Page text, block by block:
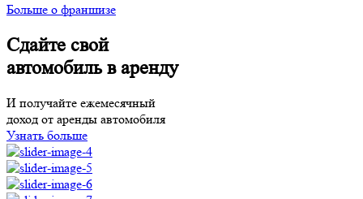
Больше о франшизе
Сдайте свой
автомобиль в аренду
И получайте ежемесячный
доход от аренды автомобиля
Узнать больше